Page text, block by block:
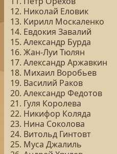
12. Николай Еловик
13. Кирилл Москаленко
14. Евдокия Завалий
15. Александр Бурда
16. Жан-Луи Тюлян
17. Александр Аржавкин
18. Михаил Воробьев
19. Василий Раков
20. Александр Федотов
21. Гуля Королева
22. Никифор Коляда
23. Нина Соколова
24. Витольд Гинтовт
25. Муса Джалиль